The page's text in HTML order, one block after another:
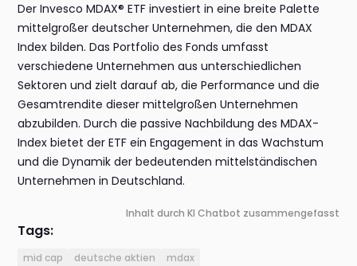
Der Invesco MDAX® ETF investiert in eine breite Palette
mittelgroßer deutscher Unternehmen, die den MDAX
Index bilden. Das Portfolio des Fonds umfasst
verschiedene Unternehmen aus unterschiedlichen
Sektoren und zielt darauf ab, die Performance und die
Gesamtrendite dieser mittelgroßen Unternehmen
abzubilden. Durch die passive Nachbildung des MDAX-
Index bietet der ETF ein Engagement in das Wachstum
und die Dynamik der bedeutenden mittelständischen
Unternehmen in Deutschland.
Inhalt durch KI Chatbot zusammengefasst
Tags:
mid cap deutsche aktien mdax